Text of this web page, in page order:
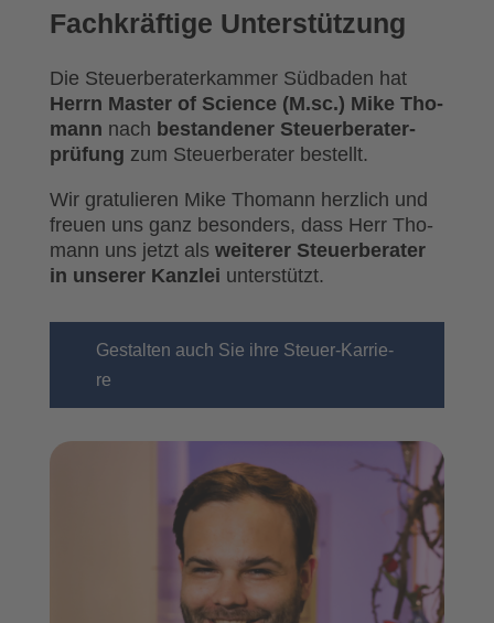
Fach­kräf­ti­ge Unter­stüt­zung
Die Steu­er­be­ra­ter­kam­mer Süd­ba­den hat
Herrn Mas­ter of Sci­ence (M.sc.) Mike Tho­
mann nach bestan­de­ner Steu­er­be­ra­ter­
prü­fung zum Steu­er­be­ra­ter bestellt.
Wir gra­tu­lie­ren Mike Tho­mann herz­lich und
freu­en uns ganz beson­ders, dass Herr Tho­
mann uns jetzt als wei­te­rer Steu­er­be­ra­ter
in unse­rer Kanz­lei unter­stützt.
Gestal­ten auch Sie ihre Steu­er-Kar­rie­
re